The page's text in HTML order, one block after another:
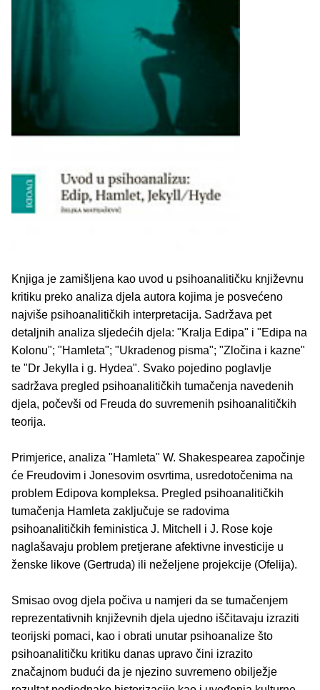
Knjiga je zamišljena kao uvod u psihoanalitičku književnu
kritiku preko analiza djela autora kojima je posvećeno
najviše psihoanalitičkih interpretacija. Sadržava pet
detaljnih analiza sljedećih djela: "Kralja Edipa" i "Edipa na
Kolonu"; "Hamleta"; "Ukradenog pisma"; "Zločina i kazne"
te "Dr Jekylla i g. Hydea". Svako pojedino poglavlje
sadržava pregled psihoanalitičkih tumačenja navedenih
djela, počevši od Freuda do suvremenih psihoanalitičkih
teorija.
Primjerice, analiza "Hamleta" W. Shakespearea započinje
će Freudovim i Jonesovim osvrtima, usredotočenima na
problem Edipova kompleksa. Pregled psihoanalitičkih
tumačenja Hamleta zaključuje se radovima
psihoanalitičkih feministica J. Mitchell i J. Rose koje
naglašavaju problem pretjerane afektivne investicije u
ženske likove (Gertruda) ili neželjene projekcije (Ofelija).
Smisao ovog djela počiva u namjeri da se tumačenjem
reprezentativnih književnih djela ujedno iščitavaju izraziti
teorijski pomaci, kao i obrati unutar psihoanalize što
psihoanalitičku kritiku danas upravo čini izrazito
značajnom budući da je njezino suvremeno obilježje